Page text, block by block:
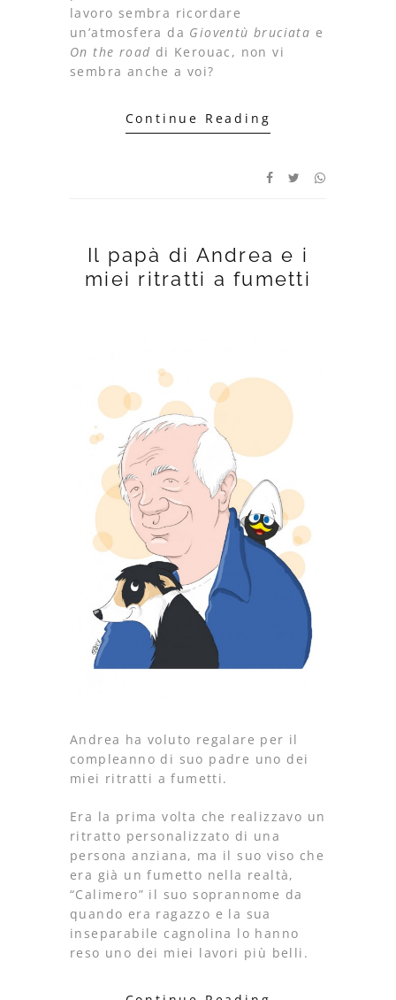
lavoro sembra ricordare
un’atmosfera da Gioventù bruciata e
On the road di Kerouac, non vi
sembra anche a voi?
Continue Reading
Il papà di Andrea e i
miei ritratti a fumetti
Andrea ha voluto regalare per il
compleanno di suo padre uno dei
miei ritratti a fumetti.
Era la prima volta che realizzavo un
ritratto personalizzato di una
persona anziana, ma il suo viso che
era già un fumetto nella realtà,
“Calimero” il suo soprannome da
quando era ragazzo e la sua
inseparabile cagnolina lo hanno
reso uno dei miei lavori più belli.